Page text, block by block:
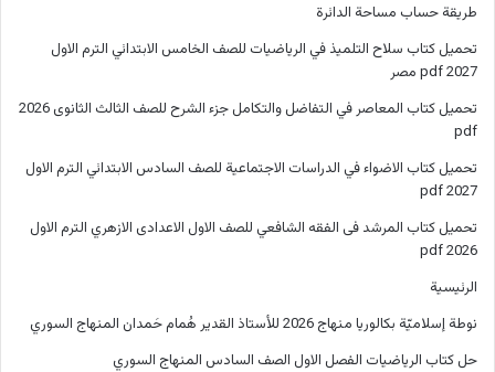
طريقة حساب مساحة الدائرة
تحميل كتاب سلاح التلميذ في الرياضيات للصف الخامس الابتدائي الترم الاول
2027 pdf مصر
تحميل كتاب المعاصر في التفاضل والتكامل جزء الشرح للصف الثالث الثانوى 2026
pdf
تحميل كتاب الاضواء في الدراسات الاجتماعية للصف السادس الابتدائي الترم الاول
2027 pdf
تحميل كتاب المرشد فى الفقه الشافعي للصف الاول الاعدادى الازهري الترم الاول
2026 pdf
الرئيسية
نوطة إسلاميّة بكالوريا منهاج 2026 للأستاذ القدير هُمام حَمدان المنهاج السوري
حل كتاب الرياضيات الفصل الاول الصف السادس المنهاج السوري